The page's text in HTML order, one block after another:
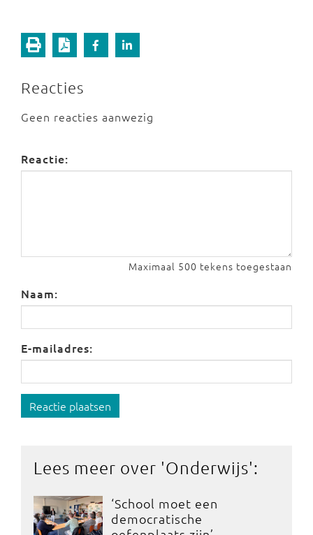
Reacties
Geen reacties aanwezig
Reactie:
Maximaal 500 tekens toegestaan
Naam:
E-mailadres:
Reactie plaatsen
Lees meer over 'Onderwijs':
‘School moet een
democratische